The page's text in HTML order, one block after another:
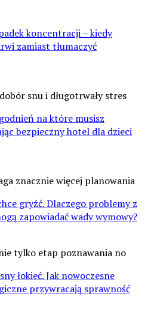
koncentracji – kiedy
zamiast tłumaczyć
snu i długotrwały stres
na które musisz
bezpieczny hotel dla dzieci
znacznie więcej planowania
gryźć. Dlaczego problemy z
zapowiadać wady wymowy?
tylko etap poznawania no
łokieć. Jak nowoczesne
przywracają sprawność